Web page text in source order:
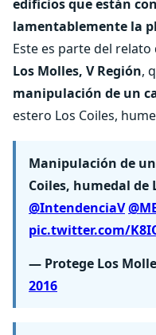
edificios que están
lamentablemente la
Este es parte del
Los Molles, V Región,
manipulación de un
estero Los Coiles,
Manipulación de
Coiles, humedal de
@IntendenciaV
pic.twitter.com/
— Protege Los
2016